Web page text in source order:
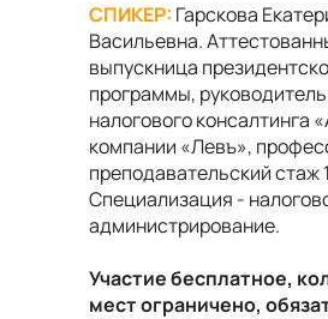
СПИКЕР: Гарскова
Васильевна.
выпускница
программы,
налогового консалтинга
компании «Левъ»,
преподавательский стаж
Специализация -
администрирование.
Участие бесплатное,
мест ограничено,